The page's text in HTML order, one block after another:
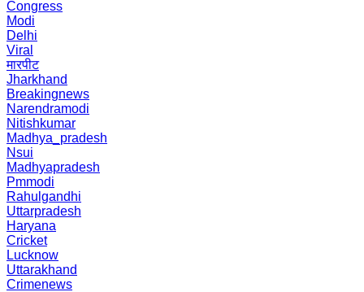
Congress
Modi
Delhi
Viral
मारपीट
Jharkhand
Breakingnews
Narendramodi
Nitishkumar
Madhya_pradesh
Nsui
Madhyapradesh
Pmmodi
Rahulgandhi
Uttarpradesh
Haryana
Cricket
Lucknow
Uttarakhand
Crimenews